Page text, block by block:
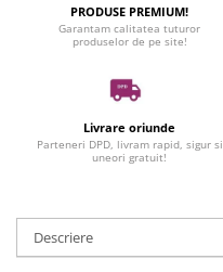
PRODUSE PREMIUM!
Garantam calitatea tuturor
produselor de pe site!
Livrare oriunde
Parteneri DPD, livram rapid, sigur si
uneori gratuit!
Descriere